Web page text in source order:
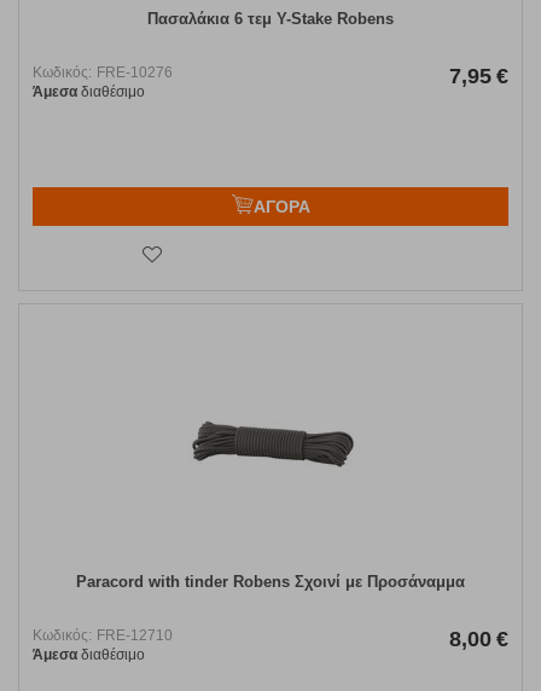
Πασαλάκια 6 τεμ Y-Stake Robens
Κωδικός: FRE-10276
Άμεσα διαθέσιμο
7,95 €
ΑΓΟΡΑ
Paracord with tinder Robens Σχοινί με Προσάναμμα
Κωδικός: FRE-12710
Άμεσα διαθέσιμο
8,00 €